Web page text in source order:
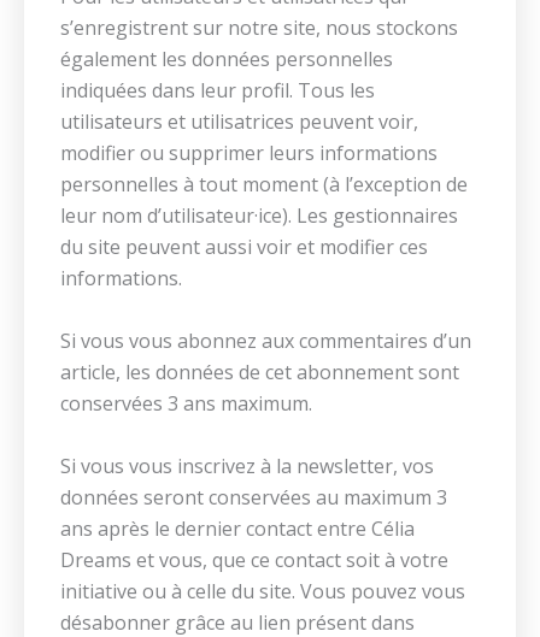
s’enregistrent sur notre site, nous stockons
également les données personnelles
indiquées dans leur profil. Tous les
utilisateurs et utilisatrices peuvent voir,
modifier ou supprimer leurs informations
personnelles à tout moment (à l’exception de
leur nom d’utilisateur·ice). Les gestionnaires
du site peuvent aussi voir et modifier ces
informations.
Si vous vous abonnez aux commentaires d’un
article, les données de cet abonnement sont
conservées 3 ans maximum.
Si vous vous inscrivez à la newsletter, vos
données seront conservées au maximum 3
ans après le dernier contact entre Célia
Dreams et vous, que ce contact soit à votre
initiative ou à celle du site. Vous pouvez vous
désabonner grâce au lien présent dans